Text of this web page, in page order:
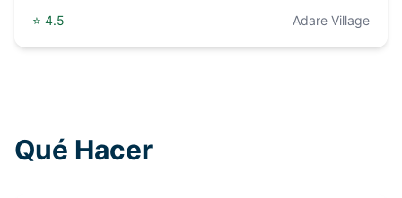
⭐ 4.5 Adare Village
Qué Hacer